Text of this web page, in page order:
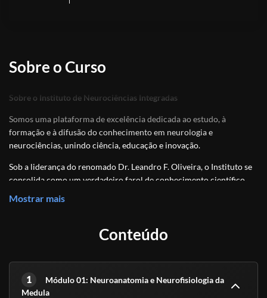
Sobre o Curso
Sobre o Instituto de Neurociências Integradas
Somos uma plataforma de excelência dedicada ao estudo, à
formação e à difusão do conhecimento em neurologia e
neurociências, unindo ciência, educação e inovação.
Sob a liderança do renomado Dr. Leandro F. Oliveira, o Instituto se
consolida como um verdadeiro farol de conhecimento científico
Nosso propósito é democratizar o saber científico, formar
impulsionar uma compreensão integrada da mente, do cérebro e do
comportamento.
Mostrar mais
Conteúdo
1
Módulo 01: Neuroanatomia e Neurofisiologia da
Medula